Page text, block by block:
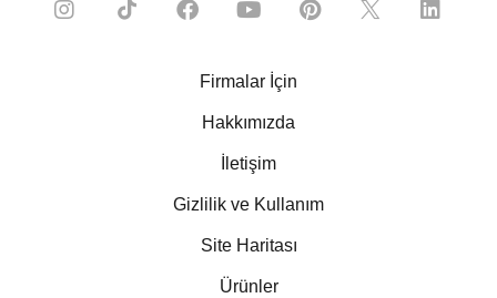
Firmalar İçin
Hakkımızda
İletişim
Gizlilik ve Kullanım
Site Haritası
Ürünler